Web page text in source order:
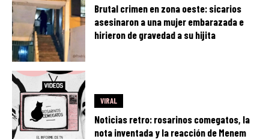
Brutal crimen en zona oeste: sicarios
asesinaron a una mujer embarazada e
hirieron de gravedad a su hijita
VIRAL
Noticias retro: rosarinos comegatos, la
nota inventada y la reacción de Menem